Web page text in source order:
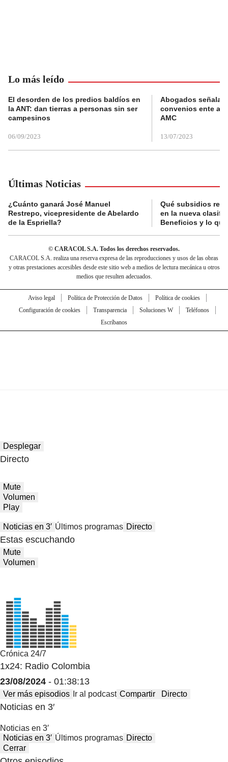
Lo más leído
El desorden de los predios baldíos en
la ANT: dan tierras a personas sin ser
campesinos
06/09/2023
Abogados
convenios ente
AMC
13/07/2023
Últimas Noticias
¿Cuánto ganará José Manuel
Restrepo, vicepresidente de Abelardo
de la Espriella?
Qué subsidios
en la nueva
Beneficios y lo
© CARACOL S.A. Todos los derechos reservados.
CARACOL S.A. realiza una reserva expresa de las reproducciones y usos de las obras
y otras prestaciones accesibles desde este sitio web a medios de lectura mecánica u otros
medios que resulten adecuados.
Aviso legal Política de Protección de Datos
Política de cookies
Configuración de cookies
Transparencia Soluciones W
Teléfonos
Escríbanos
Desplegar
Directo
Mute
Volumen
Play
Noticias en 3′ Últimos programas Directo
Estas escuchando
Mute
Volumen
Crónica 24/7
1x24: Radio Colombia
23/08/2024 - 01:38:13
Ver más episodios Ir al podcast Compartir Directo
Noticias en 3′
Noticias en 3′
Noticias en 3′ Últimos programas Directo
Cerrar